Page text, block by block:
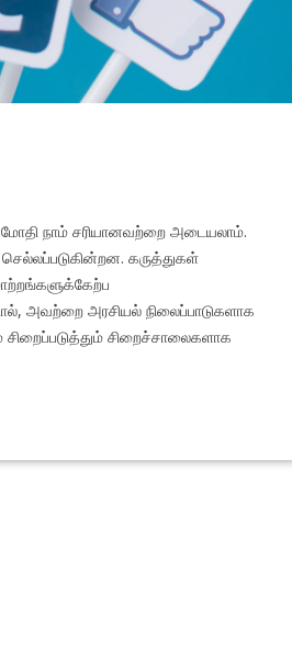
மோதி நாம் சரியானவற்றை அடையலாம்.
கருத்துகள்
அவற்றை அரசியல் நிலைப்பாடுகளாக
சிறைப்படுத்தும் சிறைச்சாலைகளாக